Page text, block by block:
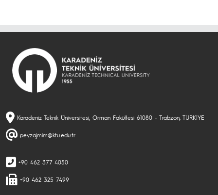
Karadeniz Teknik Üniversitesi, Orman Fakültesi 61080 - Trabzon, TÜRKİYE
peyzajmim@ktu.edu.tr
+90 462 377 4050
+90 462 325 7499